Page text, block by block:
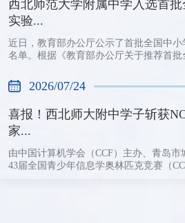
西北师范大学附属中学入选首
实验...
近日，教育部办公厅公示了首批全国中
名单。根据《教育部办公厅关于推荐首批
2026/07/24
喜报！西北师大附中学子斩获
家...
由中国计算机学会（CCF）主办、青岛
43届全国青少年信息学奥林匹克竞赛（